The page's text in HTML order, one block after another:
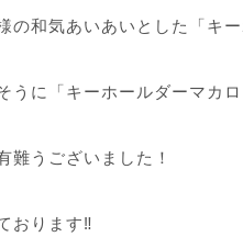
の和気あいあいとした「キ
うに「キーホールダーマカ
難うございました！
おります‼